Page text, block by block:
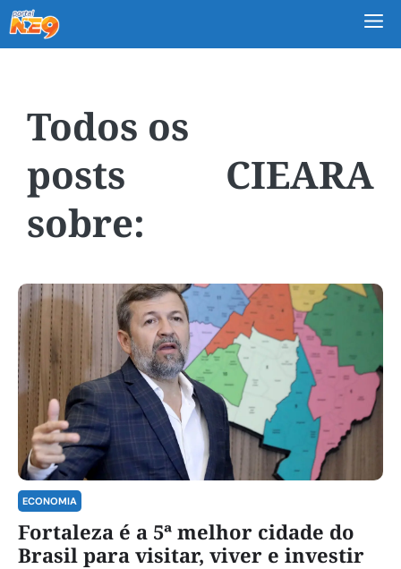
CIEARA
ECONOMIA
Fortaleza é a 5ª melhor cidade do
Brasil para visitar, viver e investir